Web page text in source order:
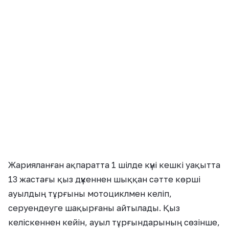
Жарияланған ақпаратта 1 шілде күні кешкі уақытта
13 жастағы қыз дүкеннен шыққан сәтте көрші
ауылдың тұрғыны мотоциклмен келіп,
серуендеуге шақырғаны айтылады. Қыз
келіскеннен кейін, ауыл тұрғындарының сөзінше,